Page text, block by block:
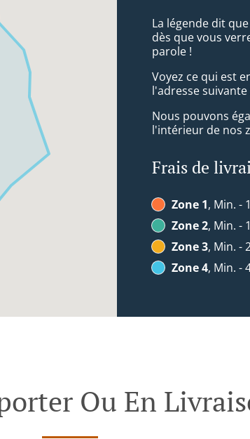
La légende dit
dès que vous
parole !
Voyez ce qui est
l'adresse suivante
Nous pouvons
l'intérieur de nos
Frais de
Zone 1, Min. -
Zone 2, Min. -
Zone 3, Min. -
Zone 4, Min. -
Ou En